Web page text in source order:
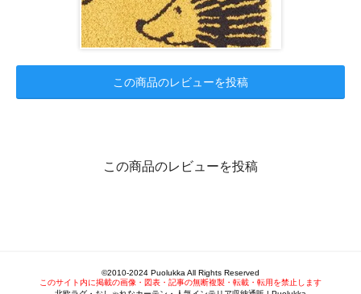
この商品のレビューを投稿
この商品のレビューを投稿
©2010-2024 Puolukka All Rights Reserved
このサイト内に掲載の画像・図表・記事の無断複製・転載・転用を禁止します